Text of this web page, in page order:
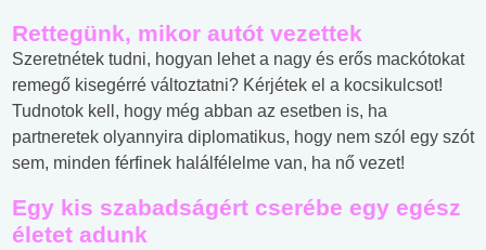
Rettegünk, mikor autót vezettek
Szeretnétek tudni, hogyan lehet a nagy és erős mackótokat
remegő kisegérré változtatni? Kérjétek el a kocsikulcsot!
Tudnotok kell, hogy még abban az esetben is, ha
partneretek olyannyira diplomatikus, hogy nem szól egy szót
sem, minden férfinek halálfélelme van, ha nő vezet!
Egy kis szabadságért cserébe egy egész
életet adunk